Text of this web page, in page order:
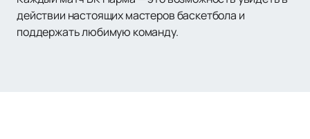
действии настоящих мастеров баскетбола и
поддержать любимую команду.